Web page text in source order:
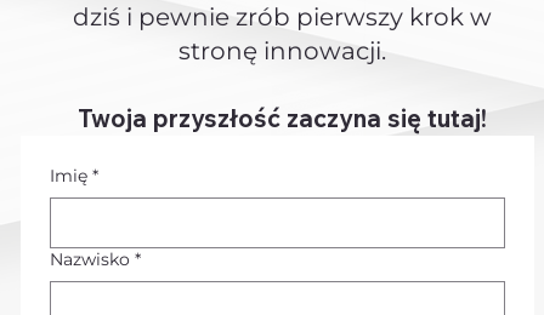
dziś i pewnie zrób pierwszy krok w
stronę innowacji.
Twoja przyszłość zaczyna się tutaj!
Imię *
Nazwisko *